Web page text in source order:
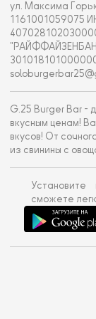
ул. Максима
1161001059075
G.25 Burger Bar -
вкусным ценам!
вкусов! От
из свинины с
сможете